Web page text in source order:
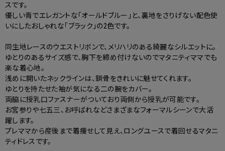
スです。
優しい青でエレガントな「オールドブルー」と、裏地をさりげない配色使
いにしたおしゃれな「ブラック」の2色です。
同生地レースのウエストリボンで、メリハリのある綺麗なシルエットに。
ゆとりのあるサイズ感で、胸下を締め付けないのでマタニティママでも
楽な着心地。
浅めに開いたネックラインは、鎖骨をきれいに魅せてくれます。
ゆとりを持たせた袖が気になる二の腕をカバー。
両脇に授乳口ファスナーがついており両側から授乳が可能です。
お宮参りや七五三、お呼ばれなどさまざまなフォーマルシーンで大活
躍します。
プレママから産後まで着痩せして見え、ロングユースで着回せるマタニ
ティドレスです。